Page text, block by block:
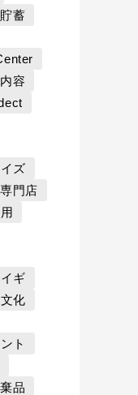
蓄
容
ズ
門店
ギ
化
ト
品